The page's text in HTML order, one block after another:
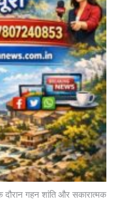
दौरान गहन शांति और सकारात्मक